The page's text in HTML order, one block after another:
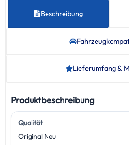
Beschreibung
Lieferumfang &
Produktbeschreibung
Qualität
Original Neu